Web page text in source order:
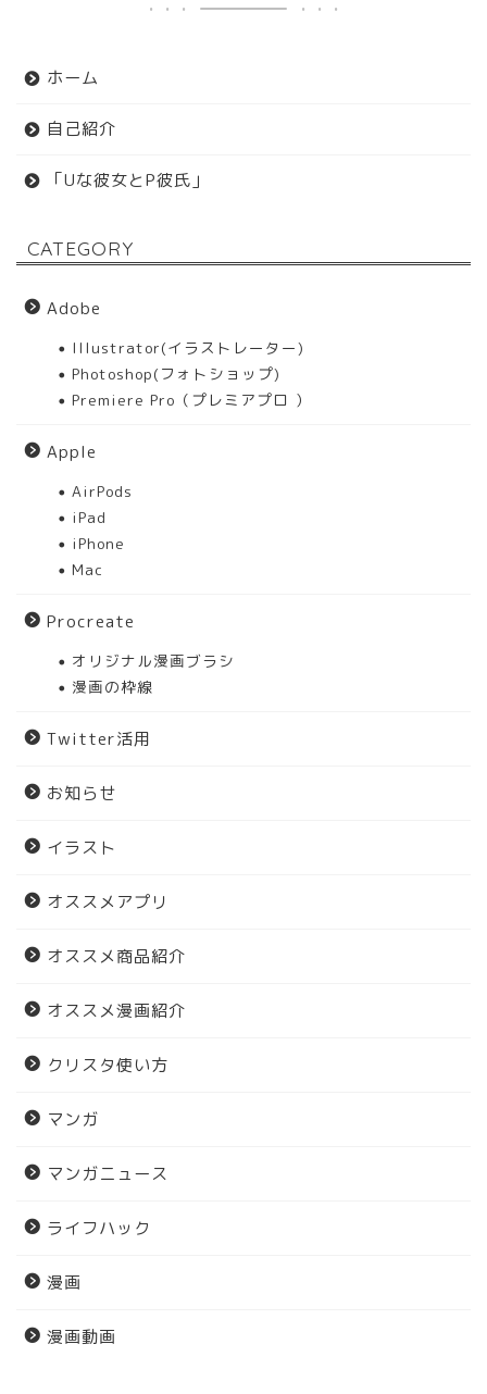
ホーム
自己紹介
「Uな彼女とP彼氏」
CATEGORY
Adobe
Illustrator(イラストレーター)
Photoshop(フォトショップ)
Premiere Pro（プレミアプロ ）
Apple
AirPods
iPad
iPhone
Mac
Procreate
オリジナル漫画ブラシ
漫画の枠線
Twitter活用
お知らせ
イラスト
オススメアプリ
オススメ商品紹介
オススメ漫画紹介
クリスタ使い方
マンガ
マンガニュース
ライフハック
漫画
漫画動画